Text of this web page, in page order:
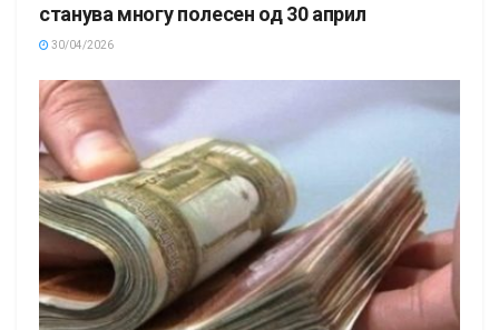
станува многу полесен од 30 април
30/04/2026